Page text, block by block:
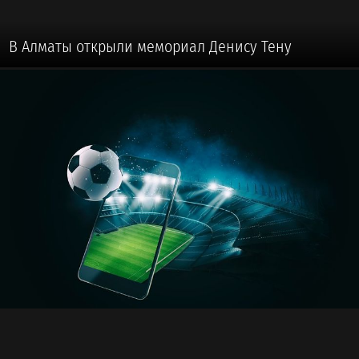
В Алматы открыли мемориал Денису Тену
🏅 #ДРУГИЕ